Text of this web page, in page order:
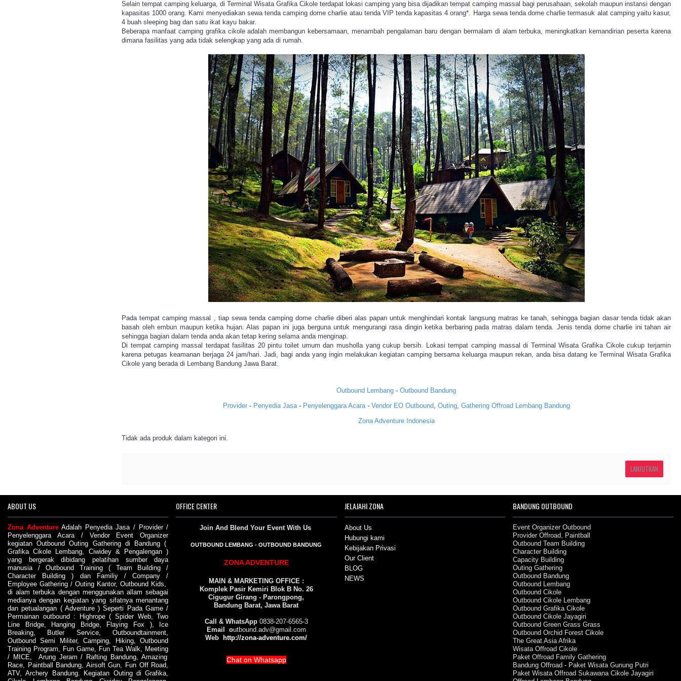
Selain tempat camping keluarga, di Terminal Wisata Grafika Cikole terdapat lokasi camping yang bisa dijadikan tempat camping massal bagi perusahaan, sekolah maupun instansi dengan
kapasitas 1000 orang. Kami menyediakan sewa tenda camping dome charlie atau tenda VIP tenda kapasitas 4 orang*. Harga sewa tenda dome charlie termasuk alat camping yaitu kasur,
4 buah sleeping bag dan satu ikat kayu bakar.
Beberapa manfaat camping grafika cikole adalah membangun kebersamaan, menambah pengalaman baru dengan bermalam di alam terbuka, meningkatkan kemandirian peserta karena
dimana fasilitas yang ada tidak selengkap yang ada di rumah.
Pada tempat camping massal , tiap sewa tenda camping dome charlie diberi alas papan untuk menghindari kontak langsung matras ke tanah, sehingga bagian dasar tenda tidak akan
basah oleh embun maupun ketika hujan. Alas papan ini juga berguna untuk mengurangi rasa dingin ketika berbaring pada matras dalam tenda. Jenis tenda dome charlie ini tahan air
sehingga bagian dalam tenda anda akan tetap kering selama anda menginap.
Di tempat camping massal terdapat fasilitas 20 pintu toilet umum dan musholla yang cukup bersih. Lokasi tempat camping massal di Terminal Wisata Grafika Cikole cukup terjamin
karena petugas keamanan berjaga 24 jam/hari. Jadi, bagi anda yang ingin melakukan kegiatan camping bersama keluarga maupun rekan, anda bisa datang ke Terminal Wisata Grafika
Cikole yang berada di Lembang Bandung Jawa Barat.
Outbound Lembang - Outbound Bandung
Provider- Penyedia Jasa- Penyelenggara Acara- Vendor EO Outbound, Outing, Gathering Offroad Lembang Bandung
Zona Adventure Indonesia
Tidak ada produk dalam kategori ini.
LANJUTKAN
ABOUT US
Zona Adventure Adalah Penyedia Jasa/ Provider/
Penyelenggara Acara/ Vendor
Event Organizer
kegiatanOutbound Outing Gathering di Bandung(
Grafika Cikole Lembang, Ciwidey& Pengalengan )
yang bergerak dibidang pelatihan sumber daya
manusia / Outbound Training( Team Building /
Character Building ) dan Familiy/Company /
Employee Gathering /Outing Kantor,Outbound Kids,
di alam terbuka dengan menggunakan allam sebagai
medianya dengan kegiatan yang sifatnya menantang
dan petualangan ( Adventure) Seperti Pada Game/
Permainan outbound : Highrope(Spider Web,Two
Line Bridge, Hanging Bridge, Flaying Fox ),
Ice
Breaking, Butler Service,Outboundtainment,
Outbound Semi Militer,Camping, Hiking,Outbound
Training Program, Fun Game, Fun Tea Walk, Meeting
/ MICE,Arung Jeram / Rafting Bandung, Amazing
Race, Paintball Bandung, Airsoft Gun, Fun Off Road,
ATV,Archery Bandung. Kegiatan OutingdiGrafika,
OFFICE CENTER
Join And Blend Your Event With Us
OUTBOUND LEMBANG -OUTBOUND BANDUNG
ZONA ADVENTURE
MAIN & MARKETING OFFICE :
Komplek Pasir Kemiri Blok B No. 26
Cigugur Girang - Parongpong,
Bandung Barat, Jawa Barat
Call & WhatsApp0838-207-6565-3
Email outbound.adv@gmail.com
Web
http://zona-adventure.com/
Chat on Whatsapp
JELAJAHI ZONA
About Us
Hubungi kami
Kebijakan Privasi
Our Client
BLOG
NEWS
BANDUNG OUTBOUND
Event Organizer Outbound
Provider Offroad, Paintball
Outbound Team Building
Character Building
Capacity Building
Outing Gathering
Outbound Bandung
Outbound Lembang
Outbound Cikole
Outbound Cikole Lembang
Outbound Grafika Cikole
Outbound Cikole Jayagiri
Outbound Green Grass Grass
Outbound Orchid Forest Cikole
The Great Asia Afrika
Wisata Offroad Cikole
Paket Offroad Family Gathering
Bandung Offroad - Paket Wisata Gunung Putri
Paket Wisata Offroad Sukawana Cikole Jayagiri